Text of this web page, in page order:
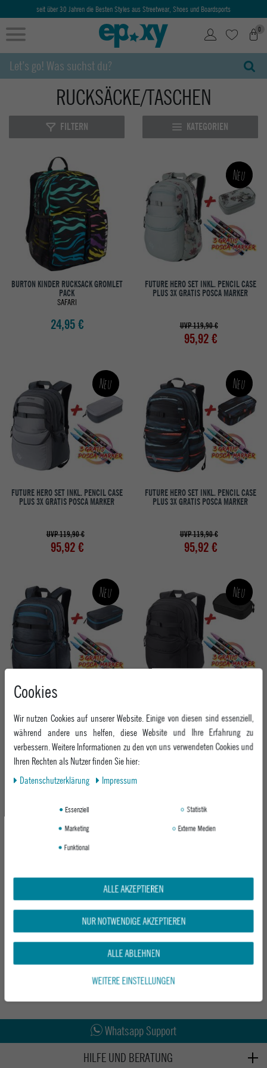
seit über 30 Jahren die Besten Styles aus Streetwear, Shoes und Boardsports
0
RUCKSÄCKE/TASCHEN
FILTERN KATEGORIEN
BURTON KINDER RUCKSACK GROMLET
PACK
SAFARI
24,95 €
Neu
FUTURE HERO SET INKL. PENCIL CASE
PLUS 3X GRATIS POSCA MARKER
UVP 119,90 €
95,92 €
Neu
FUTURE HERO SET INKL. PENCIL CASE
PLUS 3X GRATIS POSCA MARKER
UVP 119,90 €
95,92 €
Neu
FUTURE HERO SET INKL. PENCIL CASE
PLUS 3X GRATIS POSCA MARKER
UVP 119,90 €
95,92 €
Neu
FUTURE HERO SET INKL. PENCIL CASE
UVP 119,90 €
95,92 €
Neu
UVP 119,90 €
95,92 €
NITRO KINDER RUCKSACK BANDIT
PACK - GUNMETAL
71,96 €
Whatsapp Support
Kauf auf Rechnung
Abholung in den Epoxy Stores
HILFE UND BERATUNG
Cookies
Wir nutzen Cookies auf unserer Website. Einige von diesen sind essenziell,
während andere uns helfen, diese Website und Ihre Erfahrung zu
verbessern. Weitere Informationen zu den von uns verwendeten Cookies und
Ihren Rechten als Nutzer finden Sie hier:
Daten­schutz­erklärung
Impressum
Essenziell
Statistik
Marketing
Externe Medien
Funktional
ALLE AKZEPTIEREN
NUR NOTWENDIGE AKZEPTIEREN
ALLE ABLEHNEN
WEITERE EINSTELLUNGEN